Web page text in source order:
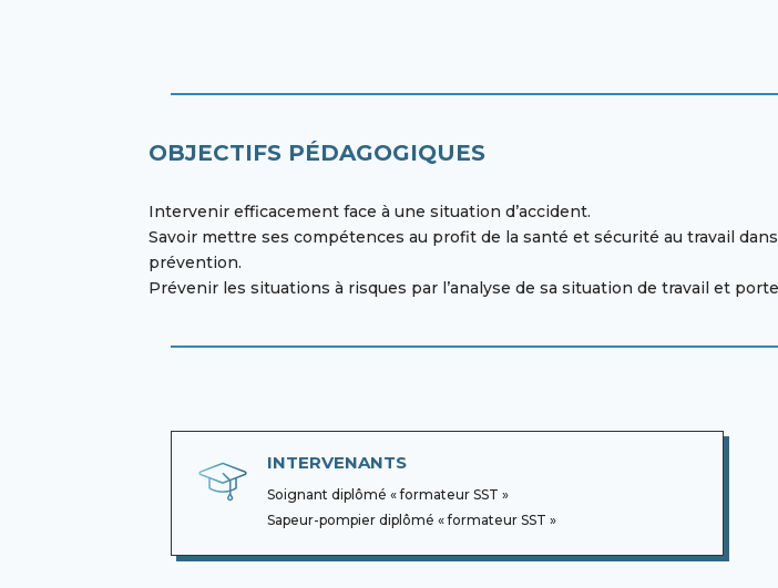
OBJECTIFS PÉDAGOGIQUES
Intervenir efficacement face à une situation d’accident.
Savoir mettre ses compétences au profit de la santé et sécurité au travail
prévention.
Prévenir les situations à risques par l’analyse de sa situation de travail et
INTERVENANTS
Soignant diplômé « formateur SST »
Sapeur-pompier diplômé « formateur SST »